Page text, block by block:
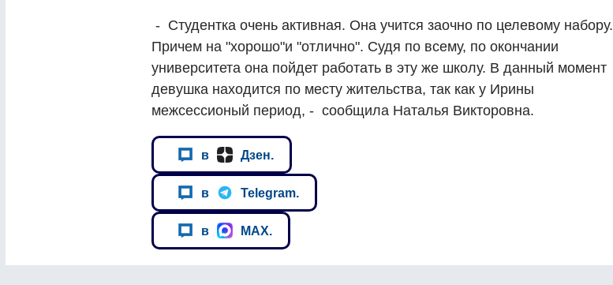
- Студентка очень активная. Она учится заочно по целевому набору.
Причем на "хорошо"и "отлично". Судя по всему, по окончании
университета она пойдет работать в эту же школу. В данный момент
девушка находится по месту жительства, так как у Ирины
межсессионый период, - сообщила Наталья Викторовна.
в Дзен.
в Telegram.
в MAX.